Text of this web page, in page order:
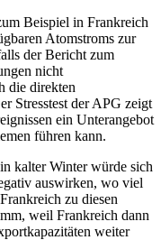
Beispiel in Frankreich
Atomstroms zur
der Bericht zum
nicht
die direkten
Stresstest der APG zeigt
ein Unterangebot
führen kann.
kalter Winter würde sich
auswirken, wo viel
zu diesen
weil Frankreich dann
weiter